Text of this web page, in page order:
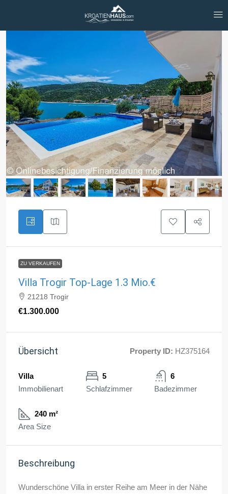
ZU VERKAUFEN
Villa Trogir Top-Lage 1.3 Mio.€
21218 Trogir
€1.300.000
Übersicht Property ID: HZ375164
Villa
Immobilienart
5
Schlafzimmer
6
Badezimmer
240 m²
Area Size
Beschreibung
Wunderschöne Villa in erster Reihe am Meer in der Nähe